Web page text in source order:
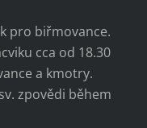
pro biřmovance.
cca od 18.30
a kmotry.
zpovědi během